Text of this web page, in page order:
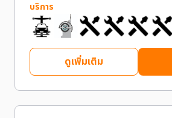
บริการ
ดูเพิ่มเติม